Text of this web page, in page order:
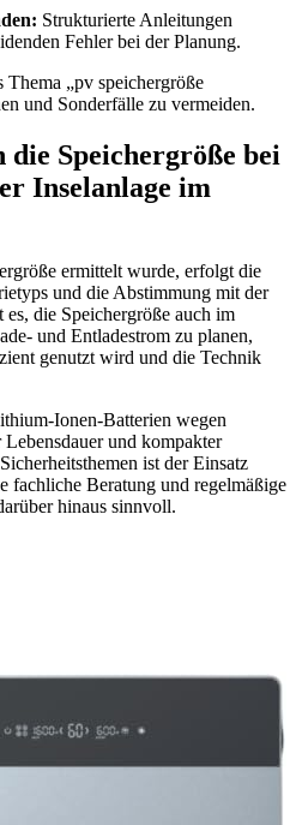
Strukturierte Anleitungen
Fehler bei der Planung.
„pv speichergröße
und Sonderfälle zu vermeiden.
Speichergröße bei
Inselanlage im
ermittelt wurde, erfolgt die
und die Abstimmung mit der
die Speichergröße auch im
und Entladestrom zu planen,
genutzt wird und die Technik
Ionen-Batterien wegen
und kompakter
ist der Einsatz
fachliche Beratung und regelmäßige
hinaus sinnvoll.